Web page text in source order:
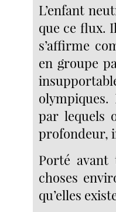
L’enfant
que ce flux.
s’affirme
en groupe
par lequels
profondeur,
Porté
choses
qu’elles